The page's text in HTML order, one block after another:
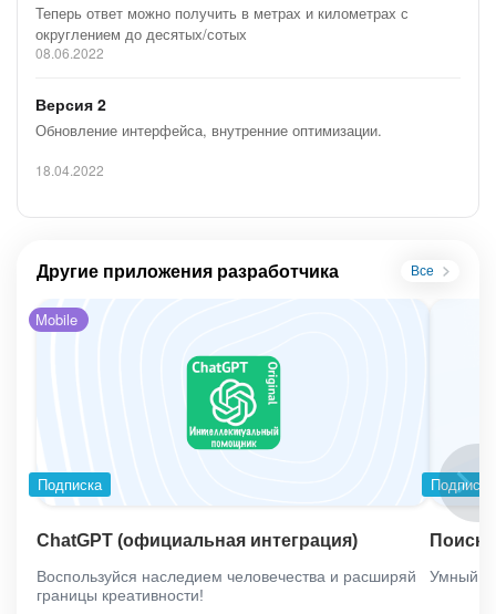
Теперь ответ можно получить в метрах и километрах с
округлением до десятых/сотых
08.06.2022
Версия 2
Обновление интерфейса, внутренние оптимизации.
18.04.2022
Другие приложения разработчика Все
Mobile
Подписка
ChatGPT (официальная интеграция)
Воспользуйся наследием человечества и расширяй
границы креативности!
Подписка
Поиск
Умный